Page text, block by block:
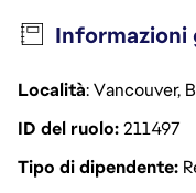
Informazioni
Località: Vancouver,
ID del ruolo211497
Tipo di dipendente